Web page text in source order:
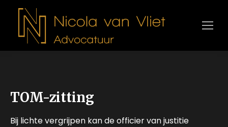
TOM-zitting
Bij lichte vergrijpen kan de officier van justitie